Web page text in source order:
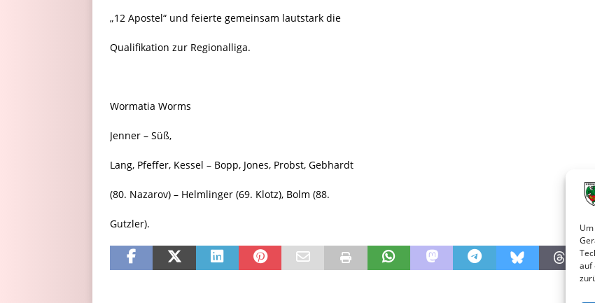
auf
„12 Apostel“ und feierte gemeinsam lautstark die
Qualifikation zur Regionalliga.
Wormatia Worms
Jenner – Süß,
Lang, Pfeffer, Kessel – Bopp, Jones, Probst, Gebhardt
(80. Nazarov) – Helmlinger (69. Klotz), Bolm (88.
Gutzler).